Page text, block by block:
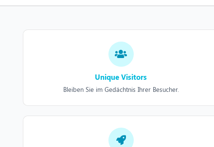
Unique Visitors
Bleiben Sie im Gedächtnis Ihrer Besucher.